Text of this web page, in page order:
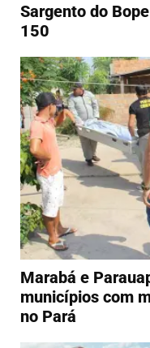
Sargento do
150
Marabá e
municípios com
no Pará